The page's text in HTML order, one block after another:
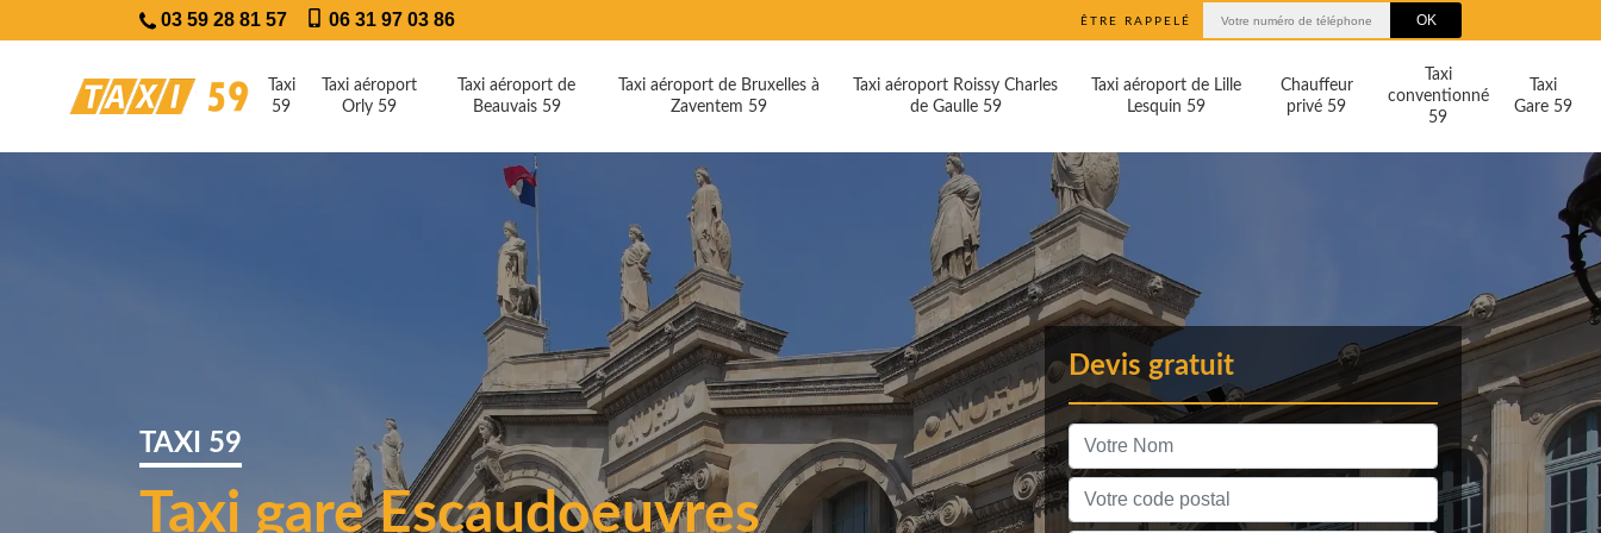
03 59 28 81 57 06 31 97 03 86 ÊTRE RAPPELÉ
Taxi
59
Taxi aéroport
Orly 59
Taxi aéroport de
Beauvais 59
Taxi aéroport de Bruxelles à
Zaventem 59
Taxi aéroport Roissy Charles
de Gaulle 59
Taxi aéroport de Lille
Lesquin 59
Chauffeur
privé 59
Taxi
conventionné
59
Taxi
Gare 59
TAXI 59
Taxi gare Escaudoeuvres
Devis gratuit